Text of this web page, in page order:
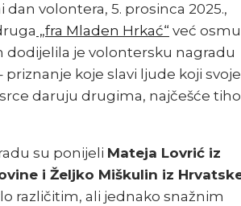
volontera, 5. prosinca 2025.,
„fra Mladen Hrkać“ već osmu
dodijelila je volontersku nagradu
priznanje koje slavi ljude koji svoje
daruju drugima, najčešće
su ponijeli Mateja Lovrić iz
i Željko Miškulin iz
različitim, ali jednako snažnim